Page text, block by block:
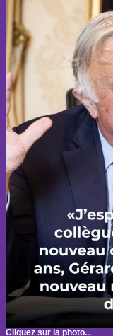
Cliquez sur la photo...